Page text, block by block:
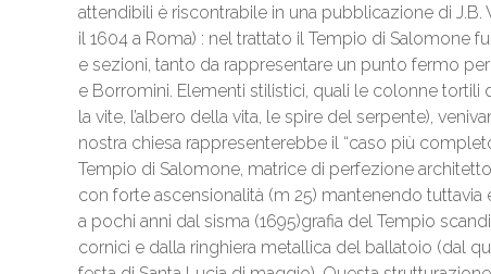
attendibili è riscontrabile in una pubblicazione di
il 1604 a Roma) : nel trattato il Tempio di Salomone
e sezioni, tanto da rappresentare un punto fermo
e Borromini. Elementi stilistici, quali le colonne
la vite, l’albero della vita, le spire del serpente),
nostra chiesa rappresenterebbe il “caso più
Tempio di Salomone, matrice di perfezione
con forte ascensionalità (m 25) mantenendo
a pochi anni dal sisma (1695)grafia del Tempio
cornici e dalla ringhiera metallica del ballatoio (dal